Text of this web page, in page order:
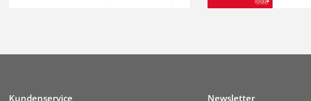
Kundenservice Newsletter